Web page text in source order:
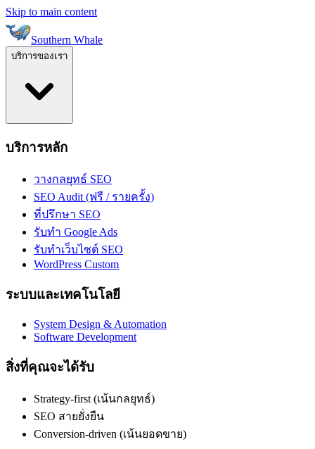
Skip to main content
Southern Whale
บริการของเรา
บริการหลัก
วางกลยุทธ์ SEO
SEO Audit (ฟรี / รายครั้ง)
ที่ปรึกษา SEO
รับทำ Google Ads
รับทำเว็บไซต์ SEO
WordPress Custom
ระบบและเทคโนโลยี
System Design & Automation
Software Development
สิ่งที่คุณจะได้รับ
Strategy-first (เน้นกลยุทธ์)
SEO สายยั่งยืน
Conversion-driven (เน้นยอดขาย)